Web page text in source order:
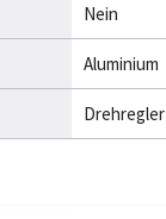
Nein
Aluminium
Drehregler